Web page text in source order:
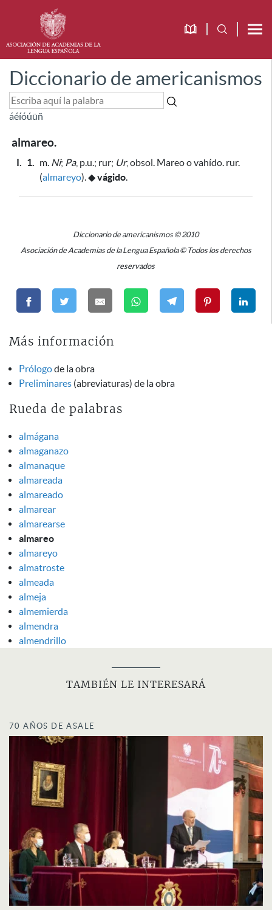
Diccionario de americanismos
áéíóúüñ
almareo.
I. 1. m. Ni; Pa, p.u.; rur; Ur, obsol. Mareo o vahído. rur.
(almareyo).◆vágido.
Diccionario de americanismos © 2010
Asociación de Academias de la Lengua Española © Todos los derechos
reservados
Más información
Prólogode la obra
Preliminares (abreviaturas) de la obra
Rueda de palabras
almágana
almaganazo
almanaque
almareada
almareado
almarear
almarearse
almareo
almareyo
almatroste
almeada
almeja
almemierda
almendra
almendrillo
TAMBIÉN LE INTERESARÁ
70 AÑOS DE ASALE